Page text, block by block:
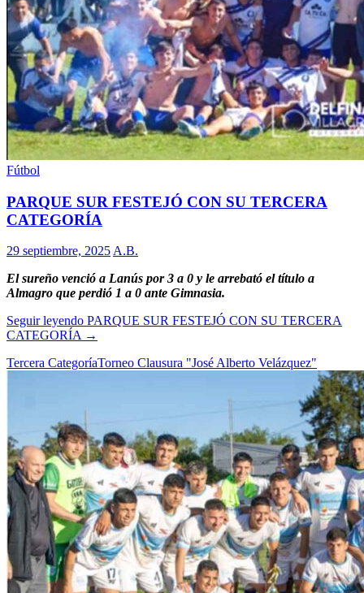
Fútbol
PARQUE SUR FESTEJÓ CON SU TERCERA
CATEGORÍA
29 septiembre, 2025 A.B.
El sureño venció a Lanús por 3 a 0 y le arrebató el título a
Almagro que perdió 1 a 0 ante Gimnasia.
Seguir leyendo PARQUE SUR FESTEJÓ CON SU TERCERA
CATEGORÍA →
Tercera CategoríaTorneo Clausura "José Alberto Velázquez"